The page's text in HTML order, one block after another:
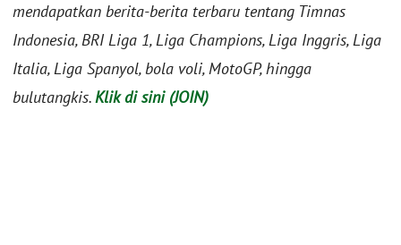
mendapatkan berita-berita terbaru tentang Timnas
Indonesia, BRI Liga 1, Liga Champions, Liga Inggris, Liga
Italia, Liga Spanyol, bola voli, MotoGP, hingga
bulutangkis.Klik di sini (JOIN)